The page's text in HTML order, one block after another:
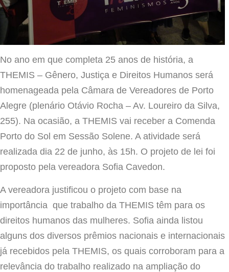
No ano em que completa 25 anos de história, a
THEMIS – Gênero, Justiça e Direitos Humanos será
homenageada pela Câmara de Vereadores de Porto
Alegre (plenário Otávio Rocha – Av. Loureiro da Silva,
255). Na ocasião, a THEMIS vai receber a Comenda
Porto do Sol em Sessão Solene. A atividade será
realizada dia 22 de junho, às 15h. O projeto de lei foi
proposto pela vereadora Sofia Cavedon.
A vereadora justificou o projeto com base na
importância que trabalho da THEMIS têm para os
direitos humanos das mulheres. Sofia ainda listou
alguns dos diversos prêmios nacionais e internacionais
já recebidos pela THEMIS, os quais corroboram para a
relevância do trabalho realizado na ampliação do